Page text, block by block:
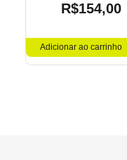
R$154,00
Adicionar ao carrinho